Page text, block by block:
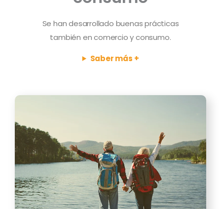
Se han desarrollado buenas prácticas
también en comercio y consumo.
Saber más +